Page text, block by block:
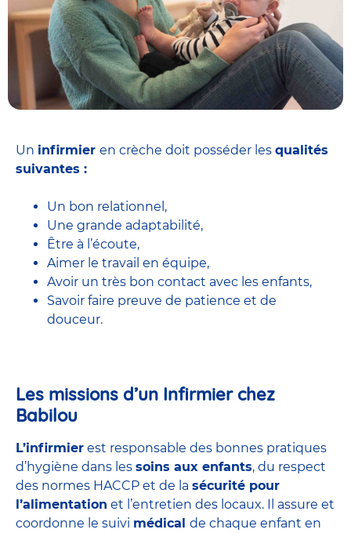
Un infirmier en crèche doit posséder les qualités
suivantes :
Un bon relationnel,
Une grande adaptabilité,
Être à l’écoute,
Aimer le travail en équipe,
Avoir un très bon contact avec les enfants,
Savoir faire preuve de patience et de
douceur.
Les missions d’un Infirmier chez
Babilou
L’infirmier est responsable des bonnes pratiques
d’hygiène dans les soins aux enfants, du respect
des normes HACCP et de la sécurité pour
l’alimentation et l’entretien des locaux. Il assure et
coordonne le suivi médical de chaque enfant en